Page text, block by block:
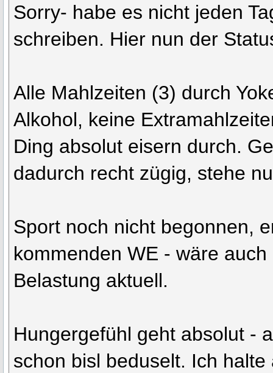
Sorry- habe es nicht jeden
schreiben. Hier nun der
Alle Mahlzeiten (3) durch
Alkohol, keine
Ding absolut eisern durch.
dadurch recht zügig, stehe
Sport noch nicht begonnen,
kommenden WE - wäre
Belastung aktuell.
Hungergefühl geht absolut -
schon bisl beduselt. Ich